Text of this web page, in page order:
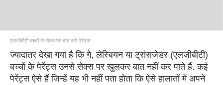
एलजीबीटी बच्चों से सेक्स पर बात करें पेरेंट्स
ज्यादातर देखा गया है कि गे, लेस्बियन या ट्रांसजेडर (एलजीबीटी)
बच्चों के पेरेंट्स उनसे सेक्स पर खुलकर बात नहीं कर पाते हैं. कई
पेरेंट्स ऐसे हैं जिन्हें यह भी नहीं पता होता कि ऐसे हालातों में अपने